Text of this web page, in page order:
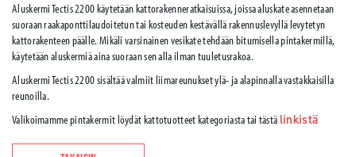
Aluskermi Tectis 2200 käytetään kattorakenneratkaisuissa, joissa aluskate asennetaan
suoraan raakaponttilaudoitetun tai kosteuden kestävällä rakennuslevyllä levytetyn
kattorakenteen päälle. Mikäli varsinainen vesikate tehdään bitumisella pintakermillä,
käytetään aluskermiä aina suoraan sen alla ilman tuuletusrakoa.
Aluskermi Tectis 2200 sisältää valmiit liimareunukset ylä- ja alapinnalla vastakkaisilla
reunoilla.
Valikoimamme pintakermit löydät kattotuotteet kategoriasta tai tästälinkistä